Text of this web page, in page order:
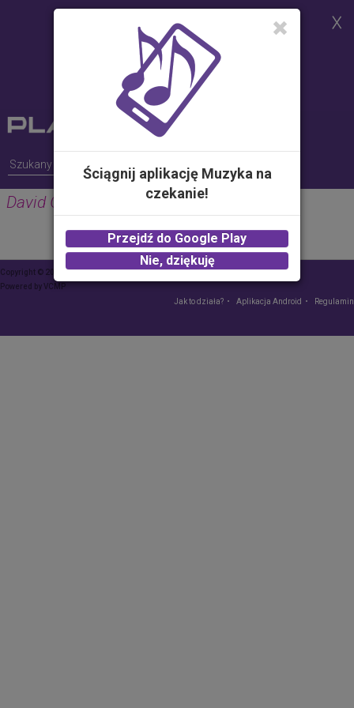
celu realizacji usług i zgodnie z
Polityką Plików Cookies.
Możesz określić warunki
przechowywania lub dostępu do
plików cookies w Twojej
przeglądarce
David Guetta & Sia
Copyright © 2015 Play – wszelkie prawa zastrzeżone
Powered byVCMP
Jak to działa?
Aplikacja Android Regulamin
Ściągnij aplikację Muzyka na
czekanie!
Przejdź do Google Play
Nie, dziękuję